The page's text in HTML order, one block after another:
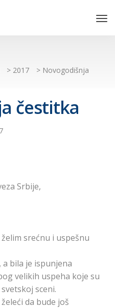
> 2017 > Novogodišnja
čestitka
Srbije,
srećnu i uspešnu
a bila je ispunjena
velikih uspeha koje su
sceni.
da bude još